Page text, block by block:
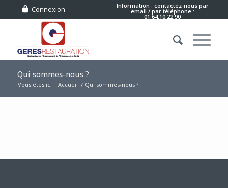
Connexion Information : contactez-nous par
email / par téléphone :
01.64.10.22.90
Qui sommes-nous ?
Vous êtes ici : Accueil / Qui sommes-nous ?